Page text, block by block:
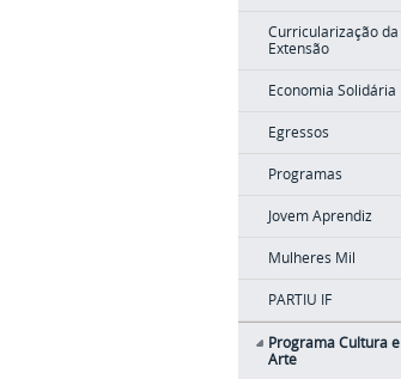
Curricularização da
Extensão
Economia Solidária
Egressos
Programas
Jovem Aprendiz
Mulheres Mil
PARTIU IF
Programa Cultura e
Arte